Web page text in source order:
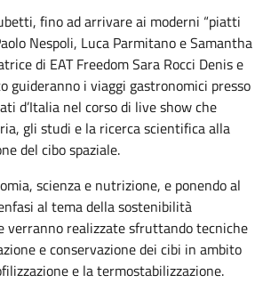
fino ad arrivare ai moderni “piatti
Nespoli, Luca Parmitano e Samantha
di EAT Freedom Sara Rocci Denis e
guideranno i viaggi gastronomici presso
d’Italia nel corso di live show che
gli studi e la ricerca scientifica alla
del cibo spaziale.
scienza e nutrizione, e ponendo al
al tema della sostenibilità
verranno realizzate sfruttando tecniche
e conservazione dei cibi in ambito
e la termostabilizzazione.